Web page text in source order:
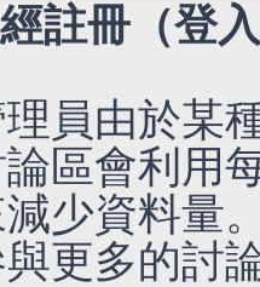
註冊（登
員由於某
區會利用
少資料量
更多的討